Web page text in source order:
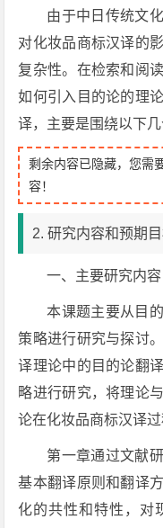
由于中日传统文
对化妆品商标汉译的
复杂性。在检索和阅
如何引入目的论的理
译，主要是围绕以下几
剩余内容已隐藏，您需
容！
2. 研究内容和预期
一、主要研究内容
本课题主要从目
策略进行研究与探讨
译理论中的目的论翻
略进行研究，将理论
论在化妆品商标汉译过
第一章通过文献
基本翻译原则和翻译
化的共性和特性，对